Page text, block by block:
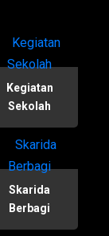
Kegiatan
Sekolah
Skarida
Berbagi